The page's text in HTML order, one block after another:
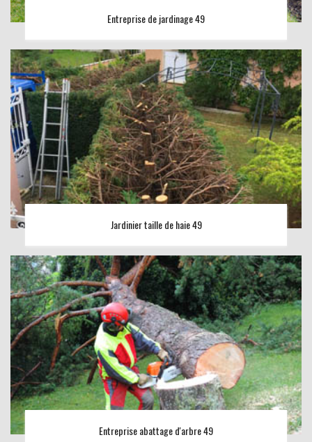
Entreprise de jardinage 49
Jardinier taille de haie 49
Entreprise abattage d'arbre 49